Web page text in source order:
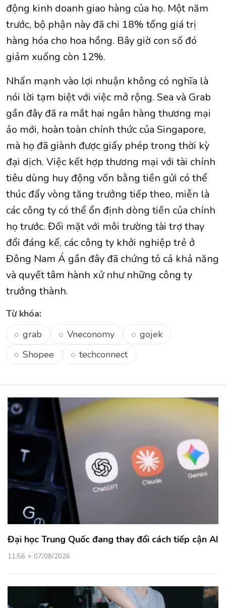
động kinh doanh giao hàng của họ. Một năm
trước, bộ phận này đã chi 18% tổng giá trị
hàng hóa cho hoa hồng. Bây giờ con số đó
giảm xuống còn 12%.
Nhấn mạnh vào lợi nhuận không có nghĩa là
nói lời tạm biệt với việc mở rộng. Sea và Grab
gần đây đã ra mắt hai ngân hàng thương mại
ảo mới, hoàn toàn chính thức của Singapore,
mà họ đã giành được giấy phép trong thời kỳ
đại dịch. Việc kết hợp thương mại với tài chính
tiêu dùng huy động vốn bằng tiền gửi có thể
thúc đẩy vòng tăng trưởng tiếp theo, miễn là
các công ty có thể ổn định dòng tiền của chính
họ trước. Đối mặt với môi trường tài trợ thay
đổi đáng kể, các công ty khởi nghiệp trẻ ở
Đông Nam Á gần đây đã chứng tỏ cả khả năng
và quyết tâm hành xử như những công ty
trưởng thành.
Từ khóa:
grab
Vneconomy
gojek
Shopee
techconnect
Đại học Trung Quốc đang thay đổi cách tiếp cận AI
11:56 07/08/2026